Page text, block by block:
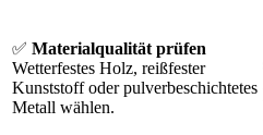
✅ Materialqualität prüfen
Wetterfestes Holz, reißfester
Kunststoff oder pulverbeschichtetes
Metall wählen.